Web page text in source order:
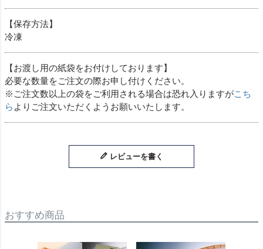
【保存方法】
冷凍
【お渡し用の紙袋をお付けしております】
必要な数量をご注文の際お申し付けください。
※ご注文数以上の袋をご利用される場合は恐れ入りますがこち
ら よりご注文いただくようお願いいたします。
レビューを書く
おすすめ商品